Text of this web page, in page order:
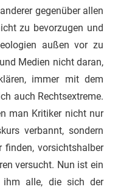
gegenüber allen
zu bevorzugen und
außen vor zu
Medien nicht daran,
immer mit dem
auch Rechtsextreme.
man Kritiker nicht nur
verbannt, sondern
finden, vorsichtshalber
versucht. Nun ist ein
alle, die sich der